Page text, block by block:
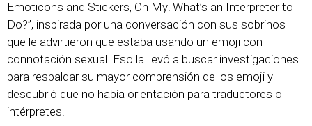
Emoticons and Stickers, Oh My! What’s an Interpreter to
Do?”, inspirada por una conversación con sus sobrinos
que le advirtieron que estaba usando un emoji con
connotación sexual. Eso la llevó a buscar investigaciones
para respaldar su mayor comprensión de los emoji y
descubrió que no había orientación para traductores o
intérpretes.